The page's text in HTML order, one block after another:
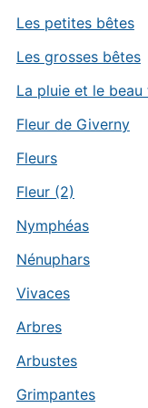
Les petites bêtes
Les grosses bêtes
La pluie et le beau
Fleur de Giverny
Fleurs
Fleur (2)
Nymphéas
Nénuphars
Vivaces
Arbres
Arbustes
Grimpantes